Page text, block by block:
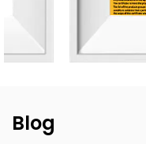
Les produits sont
l'Amérique du Nord.
en passant par les
Blog